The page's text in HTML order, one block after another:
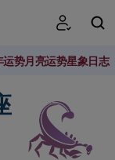
运势月亮运势星象日志